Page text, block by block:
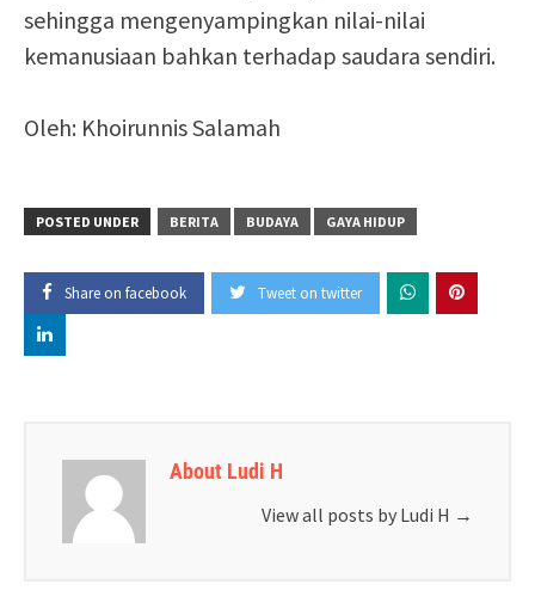
sehingga mengenyampingkan nilai-nilai
kemanusiaan bahkan terhadap saudara sendiri.
Oleh: Khoirunnis Salamah
POSTED UNDER BERITA BUDAYA GAYA HIDUP
Share on facebook Tweet on twitter
About Ludi H
View all posts by Ludi H →